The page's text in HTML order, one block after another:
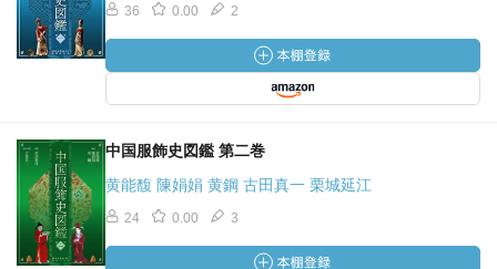
36 0.00 2
中国服飾史図鑑 第二巻
黄能馥 陳娟娟 黄鋼 古田真一 栗城延江
24 0.00 3